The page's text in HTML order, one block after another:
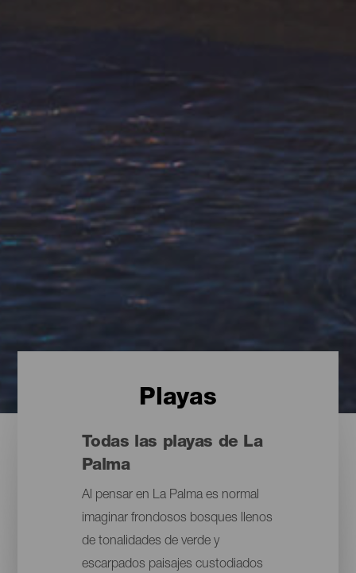
Playas
Todas las playas de La
Palma
Al pensar en La Palma es normal
imaginar frondosos bosques llenos
de tonalidades de verde y
escarpados paisajes custodiados